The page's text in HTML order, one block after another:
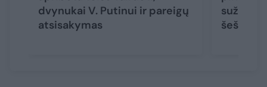
dvynukai V. Putinui ir pareigų
atsisakymas
šešėliai